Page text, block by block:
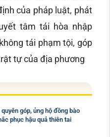
của pháp luật, phát
tâm tái hòa nhập
tái phạm tội, góp
tự của địa phương
góp, ủng hộ đồng bào
phục hậu quả thiên tai